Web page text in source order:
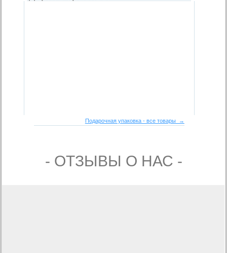
Подарочная упаковка - все товары →
- ОТЗЫВЫ О НАС -